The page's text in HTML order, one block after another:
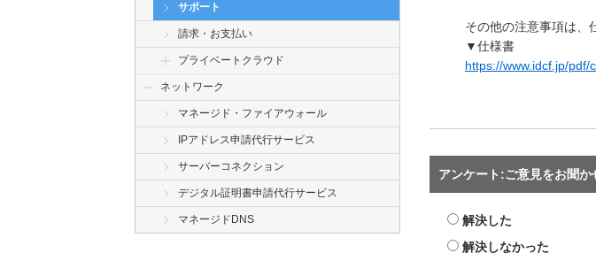
サポート
請求・お支払い
プライベートクラウド
ネットワーク
マネージド・ファイアウォール
IPアドレス申請代行サービス
サーバーコネクション
デジタル証明書申請代行サービス
マネージドDNS
その他の注意事項は、
▼仕様書
https://www.idcf.jp/
アンケート:ご意見をお聞か
解決した
解決しなかった